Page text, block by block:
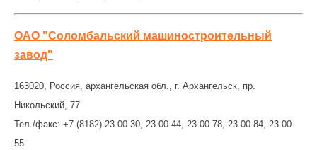
ОАО "Соломбальский машиностроительный
завод"
163020, Россия, архангельская обл., г. Архангельск, пр.
Никольский, 77
Тел./факс: +7 (8182) 23-00-30, 23-00-44, 23-00-78, 23-00-84, 23-00-
55